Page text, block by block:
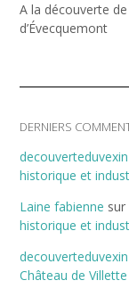
A la découverte
d’Évecquemont
DERNIERS
decouverteduvexin
historique et
Laine fabienne sur
historique et
decouverteduvexin
Château de Villette